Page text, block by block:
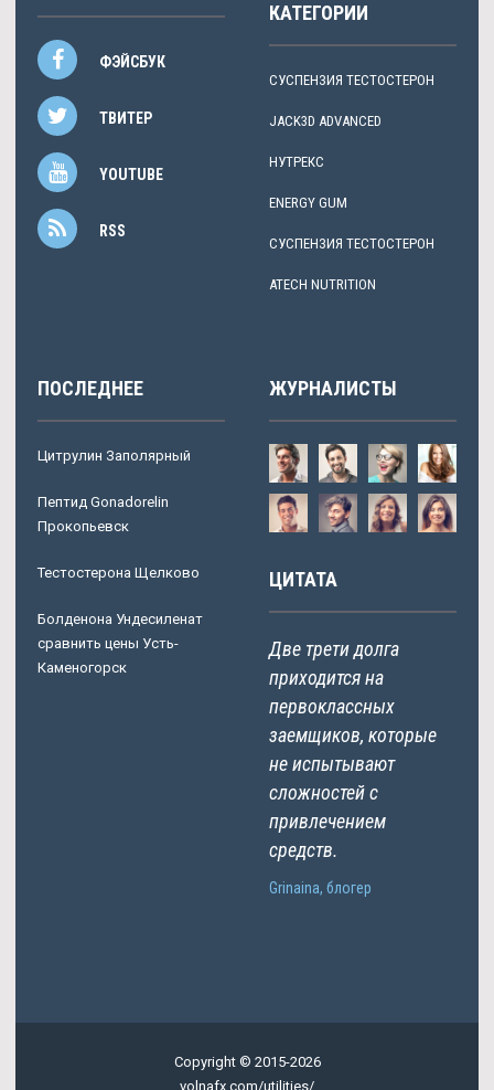
ФЭЙСБУК
ТВИТЕР
YOUTUBE
RSS
КАТЕГОРИИ
СУСПЕНЗИЯ ТЕСТОСТЕРОН
JACK3D ADVANCED
НУТРЕКС
ENERGY GUM
СУСПЕНЗИЯ ТЕСТОСТЕРОН
ATECH NUTRITION
ПОСЛЕДНЕЕ
Цитрулин Заполярный
Пептид Gonadorelin
Прокопьевск
Тестостерона Щелково
Болденона Ундесиленат
сравнить цены Усть-
Каменогорск
ЖУРНАЛИСТЫ
ЦИТАТА
Две трети долга
приходится на
первоклассных
заемщиков, которые
не испытывают
сложностей с
привлечением
средств.
Grinaina, блогер
Copyright © 2015-2026
volnafx.com/utilities/